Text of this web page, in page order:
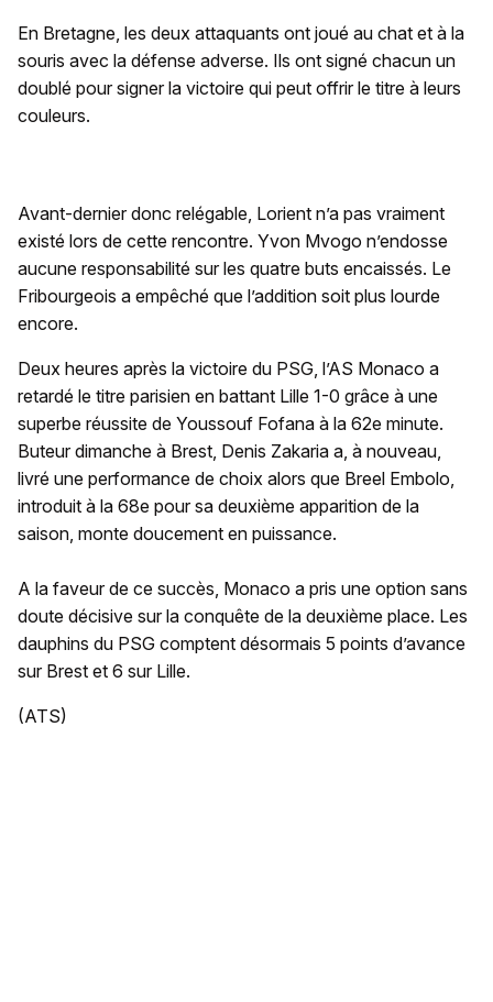
En Bretagne, les deux attaquants ont joué au chat et à la
souris avec la défense adverse. Ils ont signé chacun un
doublé pour signer la victoire qui peut offrir le titre à leurs
couleurs.
Avant-dernier donc relégable, Lorient n’a pas vraiment
existé lors de cette rencontre. Yvon Mvogo n’endosse
aucune responsabilité sur les quatre buts encaissés. Le
Fribourgeois a empêché que l’addition soit plus lourde
encore.
Deux heures après la victoire du PSG, l’AS Monaco a
retardé le titre parisien en battant Lille 1-0 grâce à une
superbe réussite de Youssouf Fofana à la 62e minute.
Buteur dimanche à Brest, Denis Zakaria a, à nouveau,
livré une performance de choix alors que Breel Embolo,
introduit à la 68e pour sa deuxième apparition de la
saison, monte doucement en puissance.
A la faveur de ce succès, Monaco a pris une option sans
doute décisive sur la conquête de la deuxième place. Les
dauphins du PSG comptent désormais 5 points d’avance
sur Brest et 6 sur Lille.
(ATS)